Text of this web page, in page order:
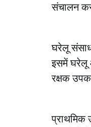
संचालन
घरेलू
इसमें घरेलू
रक्षक
प्राथमिक